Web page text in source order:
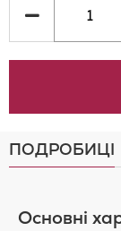
Бажань
ПОДРОБИЦІ
Основні